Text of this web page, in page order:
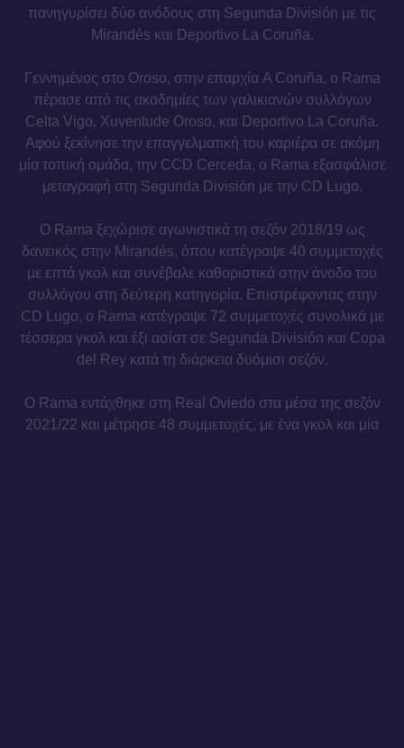
πανηγυρίσει δύο ανόδους στη Segunda División με τις
Mirandés και Deportivo La Coruña.
Γεννημένος στο Oroso, στην επαρχία A Coruña, ο Rama
πέρασε από τις ακαδημίες των γαλικιανών συλλόγων
Celta Vigo, Xuventude Oroso, και Deportivo La Coruña.
Αφού ξεκίνησε την επαγγελματική του καριέρα σε ακόμη
μία τοπική ομάδα, την CCD Cerceda, ο Rama εξασφάλισε
μεταγραφή στη Segunda División με την CD Lugo.
Ο Rama ξεχώρισε αγωνιστικά τη σεζόν 2018/19 ως
δανεικός στην Mirandés, όπου κατέγραψε 40 συμμετοχές
με επτά γκολ και συνέβαλε καθοριστικά στην άνοδο του
συλλόγου στη δεύτερη κατηγορία. Επιστρέφοντας στην
CD Lugo, ο Rama κατέγραψε 72 συμμετοχές συνολικά με
τέσσερα γκολ και έξι ασίστ σε Segunda División και Copa
del Rey κατά τη διάρκεια δυόμισι σεζόν.
Ο Rama εντάχθηκε στη Real Oviedo στα μέσα της σεζόν
2021/22 και μέτρησε 48 συμμετοχές, με ένα γκολ και μία